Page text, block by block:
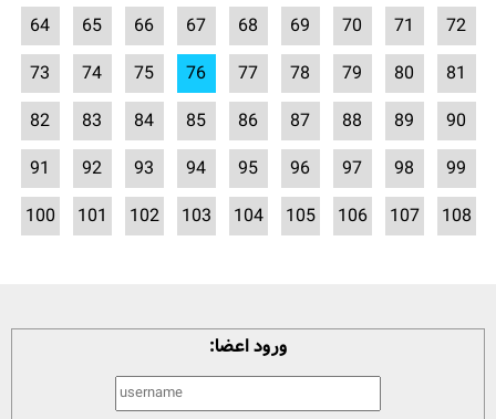
64
65 66 67 68 69 70 71
72
73
74 75 76 77 78 79 80
81
82
83 84 85 86 87 88 89
90
91
92 93 94 95 96 97 98
99
100
101 102 103 104 105 106 107 108
ورود اعضا: